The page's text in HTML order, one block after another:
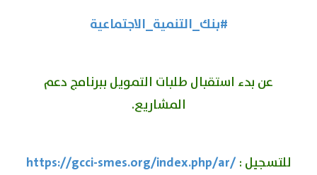
#بنك_التنمية_الاجتماعية
عن بدء استقبال طلبات التمويل ببرنامج دعم
المشاريع.
للتسجيل : https://gcci-smes.org/index.php/ar/